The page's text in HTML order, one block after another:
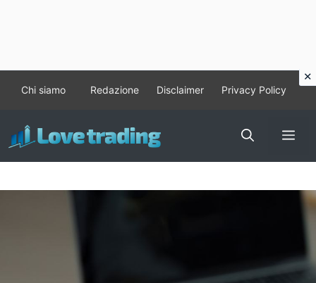
contenuto
Chi siamo Redazione Disclaimer Privacy Policy